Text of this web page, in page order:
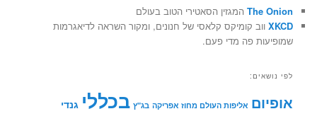
The Onion המגזין הסאטירי הטוב בעולם
XKCD ווב קומיקס קלאסי של חנונים, ומקור השראה לדיאגרמות
שמופיעות פה מדי פעם.
לפי נושאים:
אופיום אליפות העולם מחוז אפריקה בג"ץ בכללי גנדי